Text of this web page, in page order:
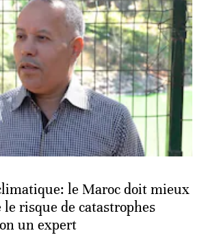
le Maroc doit mieux
le risque de catastrophes
un expert